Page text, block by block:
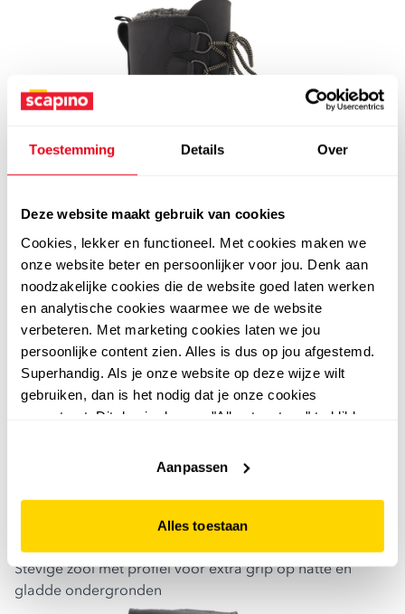
Toestemming Details Over
Deze website maakt gebruik van cookies
Cookies, lekker en functioneel. Met cookies maken we
onze website beter en persoonlijker voor jou. Denk aan
noodzakelijke cookies die de website goed laten werken
en analytische cookies waarmee we de website
verbeteren. Met marketing cookies laten we jou
persoonlijke content zien. Alles is dus op jou afgestemd.
Superhandig. Als je onze website op deze wijze wilt
gebruiken, dan is het nodig dat je onze cookies
accepteert. Dit doe je door op "Alles toestaan" te klikken.
website niet optimaal functioneert.
Aanpassen
Alles toestaan
4. dunlop blizzard thermo sneeuwlaarzen
Deze Dunlop Blizzard laarzen zijn perfect voor écht nat
en winters weer. Ze combineren bescherming tegen
regen en sneeuw met extra warmte, waardoor ze ideaal
zijn voor wisselende winterse omstandigheden.
waarom een goede keuze?
Volledig waterdicht materiaal beschermt tegen regen,
sneeuw en modder
Hoge schacht voorkomt dat water en sneeuw
gemakkelijk naar binnen komen
Stevige zool met profiel voor extra grip op natte en
gladde ondergronden